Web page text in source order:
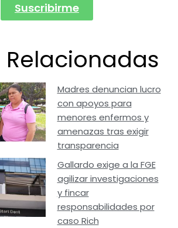
Suscribirme
Relacionadas
Madres denuncian lucro
con apoyos para
menores enfermos y
amenazas tras exigir
transparencia
Gallardo exige a la FGE
agilizar investigaciones
y fincar
responsabilidades por
caso Rich